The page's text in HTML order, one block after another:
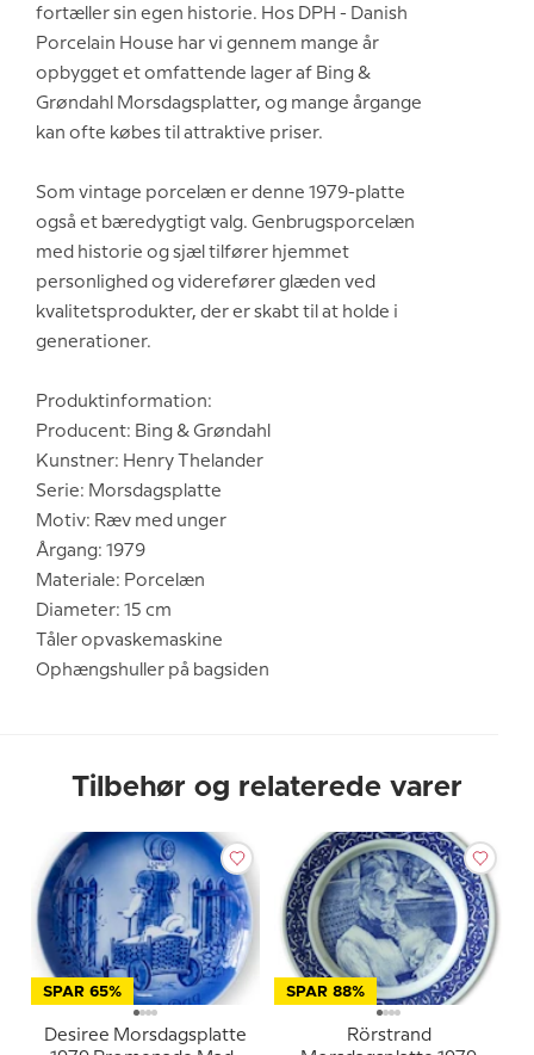
fortæller sin egen historie. Hos DPH - Danish
Porcelain House har vi gennem mange år
opbygget et omfattende lager af Bing &
Grøndahl Morsdagsplatter, og mange årgange
kan ofte købes til attraktive priser.
Som vintage porcelæn er denne 1979-platte
også et bæredygtigt valg. Genbrugsporcelæn
med historie og sjæl tilfører hjemmet
personlighed og viderefører glæden ved
kvalitetsprodukter, der er skabt til at holde i
generationer.
Produktinformation:
Producent: Bing & Grøndahl
Kunstner: Henry Thelander
Serie: Morsdagsplatte
Motiv: Ræv med unger
Årgang: 1979
Materiale: Porcelæn
Diameter: 15 cm
Tåler opvaskemaskine
Ophængshuller på bagsiden
Tilbehør og relaterede varer
SPAR 65%
Desiree Morsdagsplatte
SPAR 88%
Rörstrand